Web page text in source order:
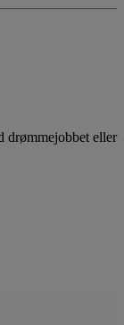
drømmejobbet eller